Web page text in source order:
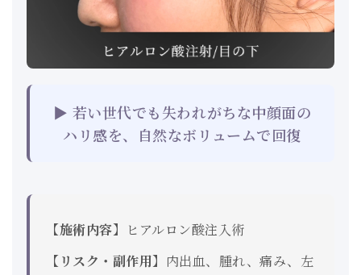
▶ 若い世代でも失われがちな中顔面の
ハリ感を、自然なボリュームで回復
【施術内容】 ヒアルロン酸注入術
【リスク・副作用】 内出血、腫れ、痛み、左